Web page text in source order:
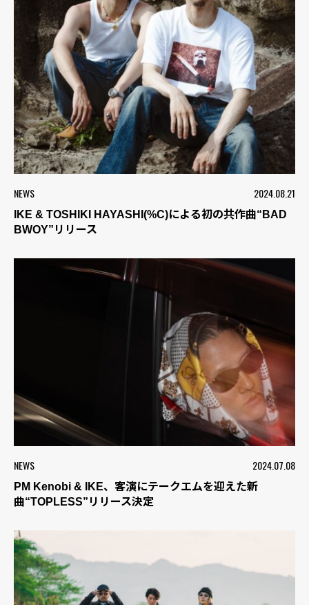
NEWS 2024.08.21
IKE & TOSHIKI HAYASHI(%C)による初の共作曲“BAD
BWOY”リリース
NEWS 2024.07.08
PM Kenobi & IKE、客演にテークエムを迎えた新
曲“TOPLESS”リリース決定